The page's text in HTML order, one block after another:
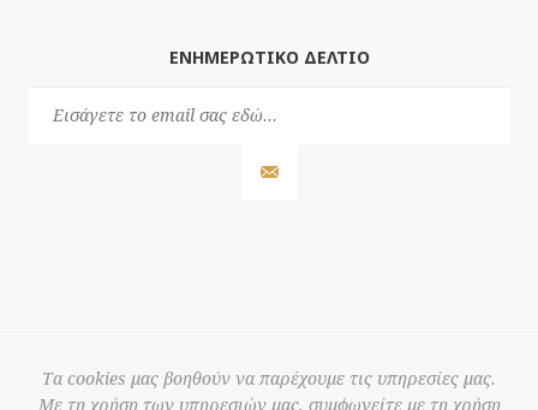
ΕΝΗΜΕΡΩΤΙΚΌ ΔΕΛΤΊΟ
Τα cookies μας βοηθούν να παρέχουμε τις υπηρεσίες μας.
Με τη χρήση των υπηρεσιών μας, συμφωνείτε με τη χρήση